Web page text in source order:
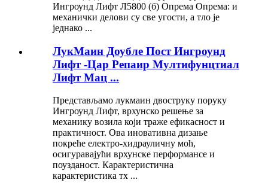
Ингроунд Лифт Л5800 (б) Опрема Опрема: и
механички делови су све угости, а тло је
једнако ...
ЛукМаин Доубле Пост Ингроунд
Лифт -Цар Репаир Мултифунцтиал
Лифт Мац ...
Представљамо лукмаин двоструку поруку
Ингроунд Лифт, врхунско решење за
механику возила који траже ефикасност и
практичност. Ова иновативна дизање
покреће електро-хидрауличну моћ,
осигуравајући врхунске перформансе и
поузданост. Карактеристична
карактеристика тх ...